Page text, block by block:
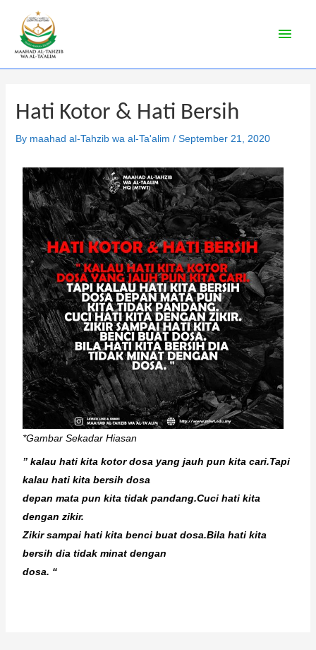
Hati Kotor & Hati Bersih
By maahad al-Tahzib wa al-Ta'alim / September 21, 2020
*Gambar Sekadar Hiasan
” kalau hati kita kotor dosa yang jauh pun kita cari.Tapi
kalau hati kita bersih dosa
depan mata pun kita tidak pandang.Cuci hati kita
dengan zikir.
Zikir sampai hati kita benci buat dosa.Bila hati kita
bersih dia tidak minat dengan
dosa. “